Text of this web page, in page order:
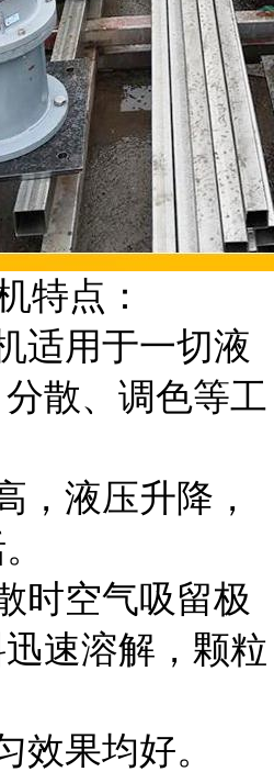
特点：
适用于一切液
散、调色等工
，液压升降，
时空气吸留极
速溶解，颗粒
效果均好。